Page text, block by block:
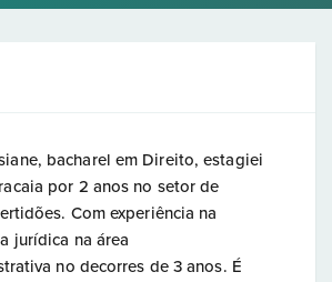
bacharel em Direito, estagiei
por 2 anos no setor de
Com experiência na
jurídica na área
no decorres de 3 anos. É